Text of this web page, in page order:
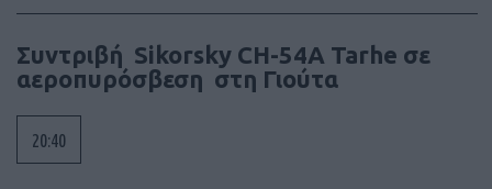
Συντριβή Sikorsky CH-54A Tarhe σε
αεροπυρόσβεση στη Γιούτα
20:40